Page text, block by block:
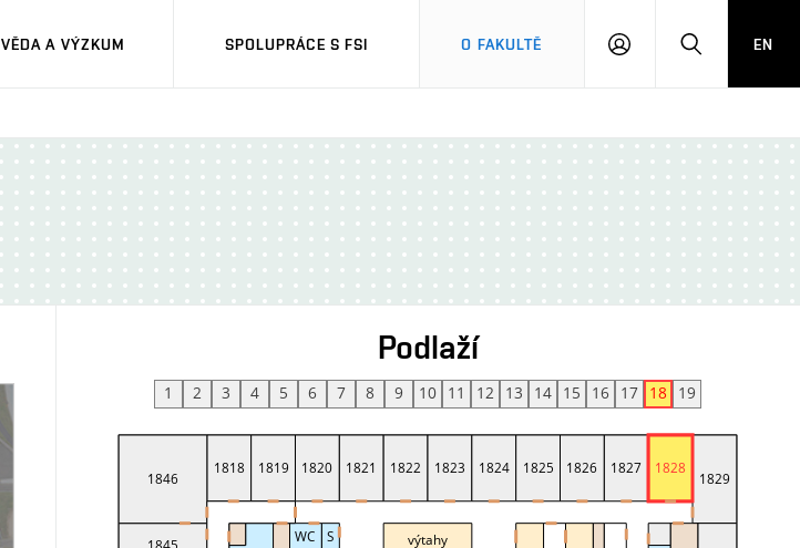
VĚDA A VÝZKUM SPOLUPRÁCE S FSI O FAKULTĚ
PŘIHLÁŠENÍHLEDAT
EN
Podlaží
1 2 3 4 5 6 7 8 9 10 11 12 13 14 15 16 17 18 19